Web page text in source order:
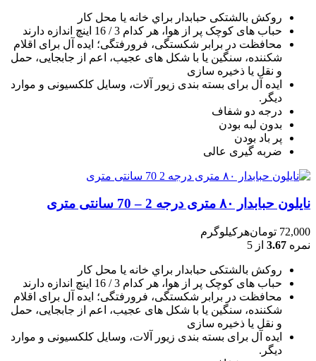
روکش بالشتکی حبابدار براي خانه يا محل کار
حباب های کوچک پر از هوا، هر کدام 3 / 16 اينچ اندازه دارند
محافظت در برابر شکستگی، فرورفتگی؛ ايده آل برای اقلام
شکننده، سنگين يا با شکل های عجيب، اعم از جابجايی، حمل
و نقل يا ذخيره سازی
ایده آل برای بسته بندی زیور آلات، وسایل کلکسیونی و موارد
دیگر.
درجه دو شفاف
بدون لبه بودن
پر باد بودن
ضربه گیری عالی
نایلون حبابدار ۸۰ متری درجه 2 – 70 سانتی متری
72,000 تومانهرکیلوگرم
نمره 3.67 از 5
روکش بالشتکی حبابدار براي خانه يا محل کار
حباب های کوچک پر از هوا، هر کدام 3 / 16 اينچ اندازه دارند
محافظت در برابر شکستگی، فرورفتگی؛ ايده آل برای اقلام
شکننده، سنگين يا با شکل های عجيب، اعم از جابجايی، حمل
و نقل يا ذخيره سازی
ایده آل برای بسته بندی زیور آلات، وسایل کلکسیونی و موارد
دیگر.